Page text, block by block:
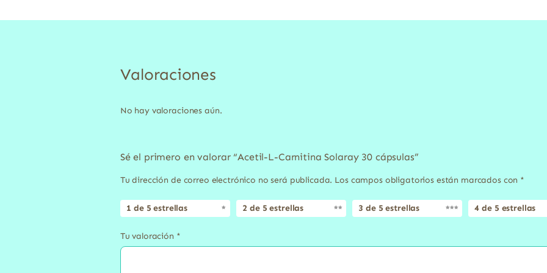
Valoraciones
No hay valoraciones aún.
Sé el primero en valorar “Acetil-L-Carnitina Solaray 30 cápsulas”
Tu dirección de correo electrónico no será publicada. Los campos obligatorios están marcados con *
1 de 5 estrellas 2 de 5 estrellas 3 de 5 estrellas 4 de 5 estrellas
Tu valoración *